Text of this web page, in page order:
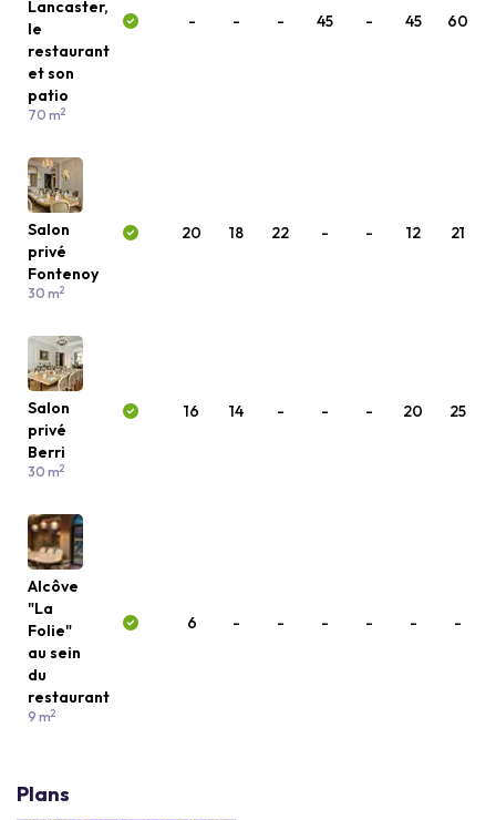
Lancaster,
le
restaurant
et son
patio
70 m2
- - - 45 - 45 60
Salon
privé
Fontenoy
30 m2
20 18 22 - - 12 21
Salon
privé
Berri
30 m2
16 14 - - - 20 25
Alcôve
"La
Folie"
au sein
du
restaurant
9 m2
6 - - - - - -
Plans